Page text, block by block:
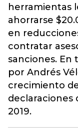
herramientas
ahorrarse
en
contratar
sanciones. En
por Andrés
crecimiento
declaraciones
2019.